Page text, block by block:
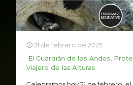
21 de febrero de 2025
El Guardián de los Andes,
Viajero de las Alturas